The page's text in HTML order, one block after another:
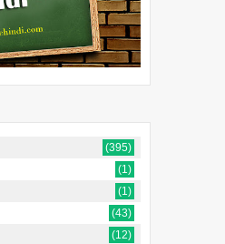
(395)
(1)
(1)
(43)
(12)